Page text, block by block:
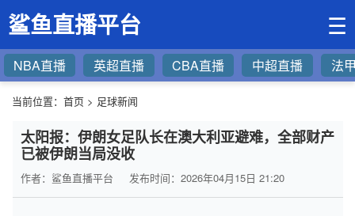
鲨鱼直播平台 ☰
NBA直播 英超直播 CBA直播 中超直播 法
当前位置： 首页 > 足球新闻
太阳报：伊朗女足队长在澳大利亚避难，全部财产
已被伊朗当局没收
作者：鲨鱼直播平台 发布时间：2026年04月15日 21:20